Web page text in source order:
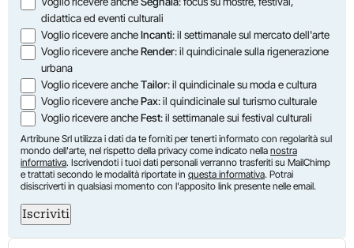
didattica ed eventi culturali
Voglio ricevere ancheIncanti: il settimanale sul mercato dell'arte
Voglio ricevere ancheRender: il quindicinale sulla rigenerazione
urbana
Voglio ricevere ancheTailor: il quindicinale su moda e cultura
Voglio ricevere anchePax: il quindicinale sul turismo culturale
Voglio ricevere ancheFest: il settimanale sui festival culturali
Artribune Srl utilizza i dati da te forniti per tenerti informato con regolarità sul
mondo dell'arte, nel rispetto della privacy come indicato nella nostra
informativa. Iscrivendoti i tuoi dati personali verranno trasferiti su MailChimp
e trattati secondo le modalità riportate in questa informativa. Potrai
disiscriverti in qualsiasi momento con l'apposito link presente nelle email.
Iscriviti